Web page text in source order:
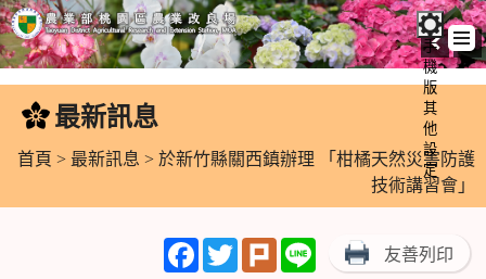
跳
容
手
機
版
其
他
設
定
最新訊息
首頁 > 最新訊息 > 於新竹縣關西鎮辦理 「柑橘天然災害防護
技術講習會」
FacebookTwitterPlurk Line 友善列印